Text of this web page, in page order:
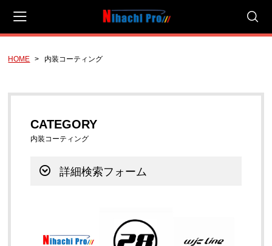
CAMPAIGN
有料サンプル！
NIHACHI PRO COATING SALE
新ゲット企画（ご感想を頂けるお客様への企画）
HOME 内装コーティング
CATEGORY
内装コーティング
詳細検索フォーム